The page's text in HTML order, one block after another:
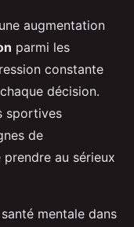
augmentation
parmi les
constante
décision.
sportives
de
au sérieux
mentale dans